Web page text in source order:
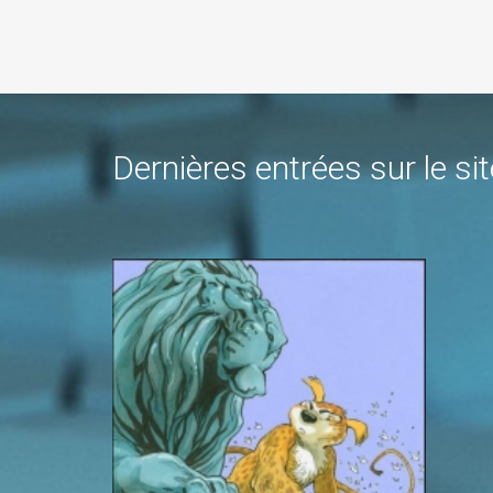
Dernières entrées sur le